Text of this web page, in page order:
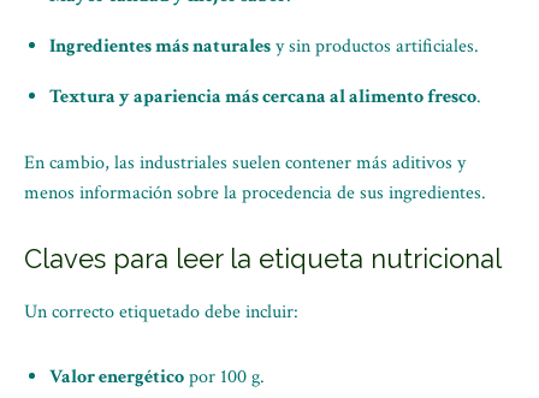
Ingredientes más naturalesy sin productos artificiales.
Textura y apariencia más cercana al alimento fresco.
En cambio, las industriales suelen contener más aditivos y
menos información sobre la procedencia de sus ingredientes.
Claves para leer la etiqueta nutricional
Un correcto etiquetado debe incluir:
Valor energéticopor 100 g.